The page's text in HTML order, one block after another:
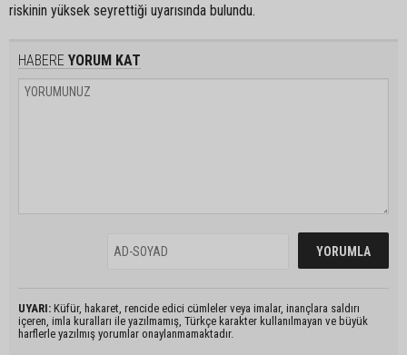
riskinin yüksek seyrettiği uyarısında bulundu.
HABERE YORUM KAT
UYARI: Küfür, hakaret, rencide edici cümleler veya imalar, inançlara saldırı
içeren, imla kuralları ile yazılmamış, Türkçe karakter kullanılmayan ve büyük
harflerle yazılmış yorumlar onaylanmamaktadır.